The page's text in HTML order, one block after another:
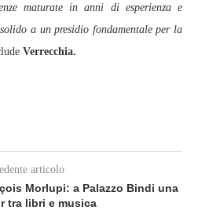
maturate in anni di esperienza e
a un presidio fondamentale per la
Verrecchia.
articolo
Morlupi: a Palazzo Bindi una
tra libri e musica